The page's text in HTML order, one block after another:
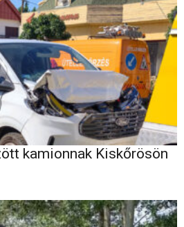
kamionnak Kiskőrösön